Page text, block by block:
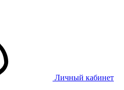
Личный кабинет